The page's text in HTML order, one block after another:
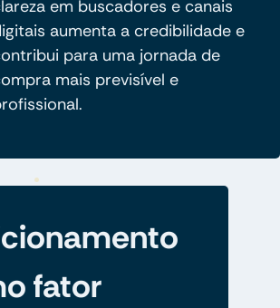
em buscadores e canais
aumenta a credibilidade e
para uma jornada de
mais previsível e
fator